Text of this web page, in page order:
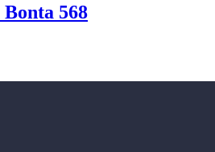
568